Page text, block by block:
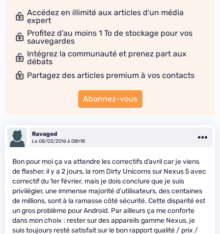
Accédez en illimité aux articles d'un média
expert
Profitez d'au moins 1 To de stockage pour vos
sauvegardes
Intégrez la communauté et prenez part aux
débats
Partagez des articles premium à vos contacts
Abonnez-vous
Ravaged
Le 08/03/2016 à 08h18
Bon pour moi ça va attendre les correctifs d’avril car je viens
de flasher, il y a 2 jours, la rom Dirty Unicorns sur Nexus 5 avec
correctif du 1er février. mais je dois conclure que je suis
privilégier, une immense majorité d’utilisateurs, des centaines
de millions, sont à la ramasse côté sécurité. Cette disparité est
un gros problème pour Android. Par ailleurs ça me conforte
dans mon choix : rester sur des appareils gamme Nexus, je
suis toujours resté satisfait sur le bon rapport qualité / prix /